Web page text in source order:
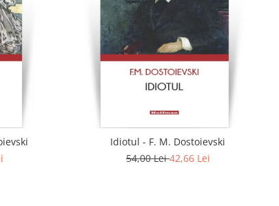
Idiotul - F. M. Dostoievski
54,00 Lei42,66 Lei